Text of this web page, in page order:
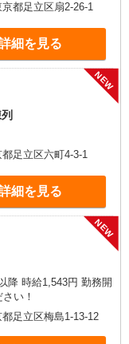
都足立区扇2-26-1
細を見る
NEW
足立区六町4-3-1
細を見る
NEW
い！
足立区梅島1-13-12